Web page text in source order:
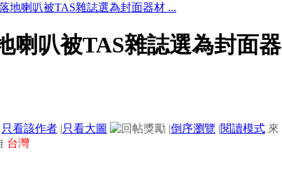
地喇叭被TAS雜誌選為封面器材 ...
喇叭被TAS雜誌選為封面器
只看該作者 |只看大圖 |倒序瀏覽 |閱讀模式 來
台灣